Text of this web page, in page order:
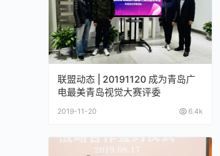
联盟动态 | 20191120 成为青岛广
电最美青岛视觉大赛评委
2019-11-20 6.4k